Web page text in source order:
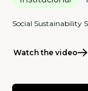
Social Sustainability
Watch the video